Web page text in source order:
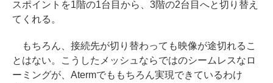
スポイントを1階の1台目から、3階の2台目へと切り替え
てくれる。
もちろん、接続先が切り替わっても映像が途切れるこ
とはない。こうしたメッシュならではのシームレスなロ
ーミングが、Atermでももちろん実現できているわけ